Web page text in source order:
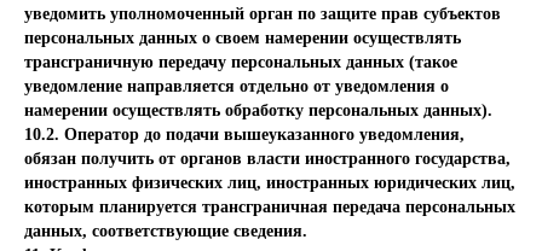
уведомить уполномоченный орган по защите прав субъектов
персональных данных о своем намерении осуществлять
трансграничную передачу персональных данных (такое
уведомление направляется отдельно от уведомления о
намерении осуществлять обработку персональных данных).
10.2. Оператор до подачи вышеуказанного уведомления,
обязан получить от органов власти иностранного государства,
иностранных физических лиц, иностранных юридических лиц,
которым планируется трансграничная передача персональных
данных, соответствующие сведения.